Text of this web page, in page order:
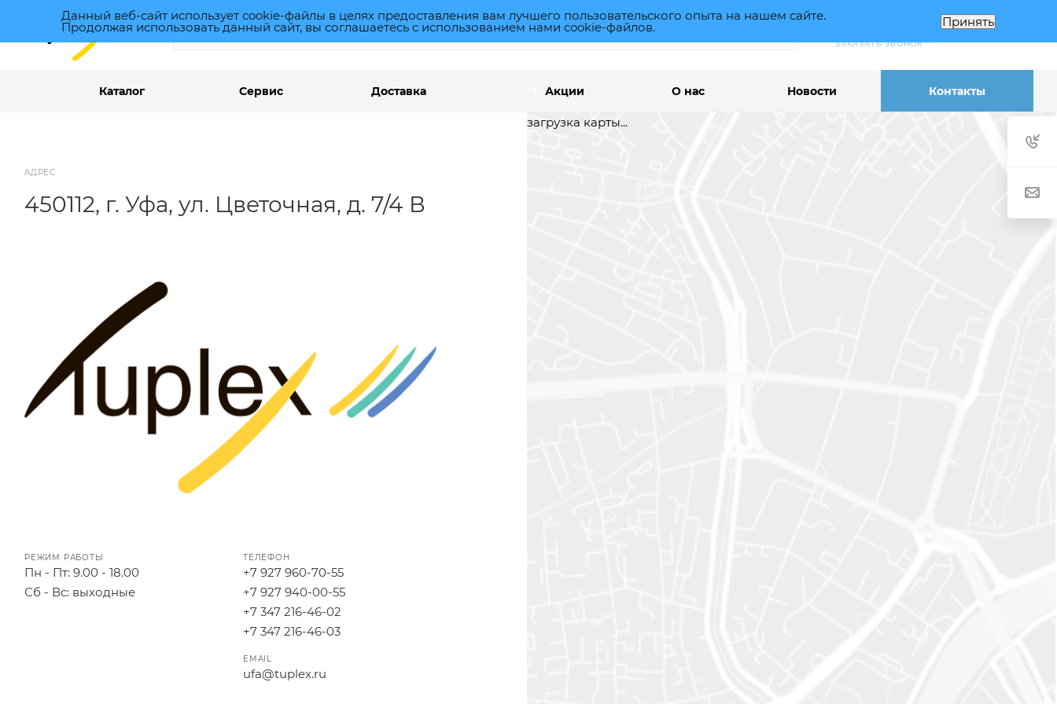
+7 (495) 363 90 30
ЗАКАЗАТЬ ЗВОНОК
Каталог Сервис Доставка Акции О нас Новости Контакты
АДРЕС
450112, г. Уфа, ул. Цветочная, д. 7/4 В
РЕЖИМ РАБОТЫ
Пн - Пт: 9.00 - 18.00
Сб - Вс: выходные
ТЕЛЕФОН
+7 927 960-70-55
+7 927 940-00-55
+7 347 216-46-02
+7 347 216-46-03
EMAIL
ufa@tuplex.ru
загрузка карты...
Данный веб-сайт использует cookie-файлы в целях предоставления вам лучшего пользовательского опыта на нашем сайте.
Продолжая использовать данный сайт, вы соглашаетесь с использованием нами cookie-файлов. Принять